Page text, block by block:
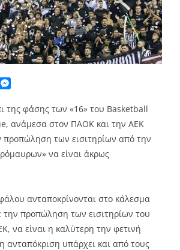
Copy
της φάσης των «16» του Basketball
ανάμεσα στον ΠΑΟΚ και την ΑΕΚ
προπώληση των εισιτηρίων από την
να είναι άκρως
ανταποκρίνονται στο κάλεσμα
προπώληση των εισιτηρίων του
να είναι η καλύτερη την φετινή
ανταπόκριση υπάρχει και από τους